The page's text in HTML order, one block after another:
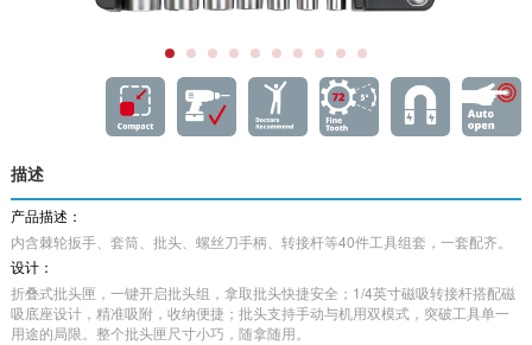
描述
产品描述：
内含棘轮扳手、套筒、批头、螺丝刀手柄、转接杆等40件工具组套，一套配齐。
设计：
折叠式批头匣，一键开启批头组，拿取批头快捷安全；1/4英寸磁吸转接杆搭配磁
吸底座设计，精准吸附，收纳便捷；批头支持手动与机用双模式，突破工具单一
用途的局限。整个批头匣尺寸小巧，随拿随用。